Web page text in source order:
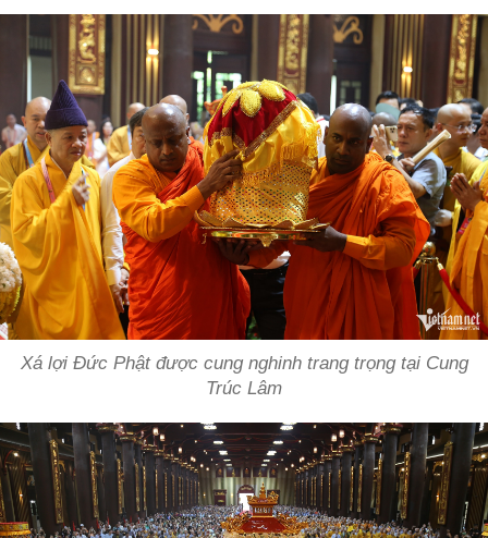
Xá lợi Đức Phật được cung nghinh trang trọng tại Cung
Trúc Lâm